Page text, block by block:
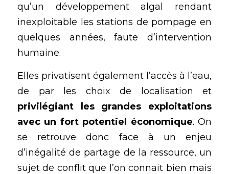
qu’un développement algal rendant
inexploitable les stations de pompage en
quelques années, faute d’intervention
humaine.
Elles privatisent également l’accès à l’eau,
de par les choix de localisation et
privilégiant les grandes exploitations
avec un fort potentiel économique. On
se retrouve donc face à un enjeu
d’inégalité de partage de la ressource, un
sujet de conflit que l’on connait bien mais